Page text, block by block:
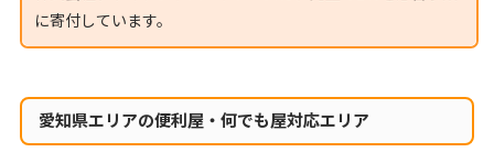
に寄付しています。
愛知県エリアの便利屋・何でも屋対応エリア